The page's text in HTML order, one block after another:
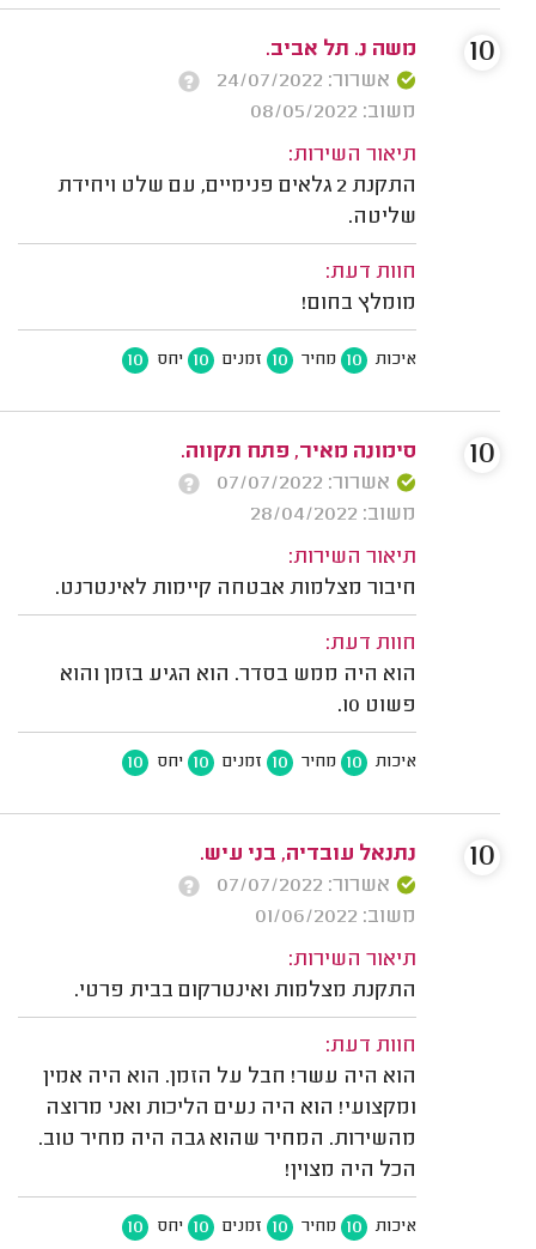
משה נ. תל אביב.
אשרור: 24/07/2022
משוב: 08/05/2022
תיאור השירות:
התקנת 2 גלאים פנימיים, עם שלט ויחידת
שליטה.
חוות דעת:
מומלץ בחום!
איכות 10 מחיר 10 זמנים 10 יחס 10
10
סימונה מאיר, פתח תקווה.
אשרור: 07/07/2022
משוב: 28/04/2022
תיאור השירות:
חיבור מצלמות אבטחה קיימות לאינטרנט.
חוות דעת:
הוא היה ממש בסדר. הוא הגיע בזמן והוא
פשוט 10.
איכות 10 מחיר 10 זמנים 10 יחס 10
10
נתנאל עובדיה, בני עיש.
אשרור: 07/07/2022
משוב: 01/06/2022
תיאור השירות:
התקנת מצלמות ואינטרקום בבית פרטי.
חוות דעת:
הוא היה עשר! חבל על הזמן. הוא היה אמין
ומקצועי! הוא היה נעים הליכות ואני מרוצה
מהשירות. המחיר שהוא גבה היה מחיר טוב.
הכל היה מצוין!
איכות 10 מחיר 10 זמנים 10 יחס 10
10